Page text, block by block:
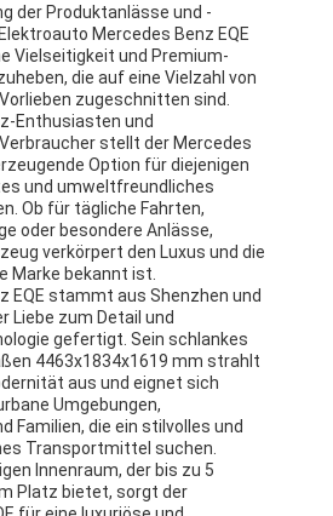
der Produktanlässe und -
Mercedes Benz EQE
Vielseitigkeit und Premium-
die auf eine Vielzahl von
zugeschnitten sind.
Enthusiasten und
stellt der Mercedes
Option für diejenigen
und umweltfreundliches
Ob für tägliche Fahrten,
oder besondere Anlässe,
verkörpert den Luxus und die
Marke bekannt ist.
EQE stammt aus Shenzhen und
Liebe zum Detail und
gefertigt. Sein schlankes
4463x1834x1619 mm strahlt
aus und eignet sich
Umgebungen,
Familien, die ein stilvolles und
Transportmittel suchen.
Innenraum, der bis zu 5
Platz bietet, sorgt der